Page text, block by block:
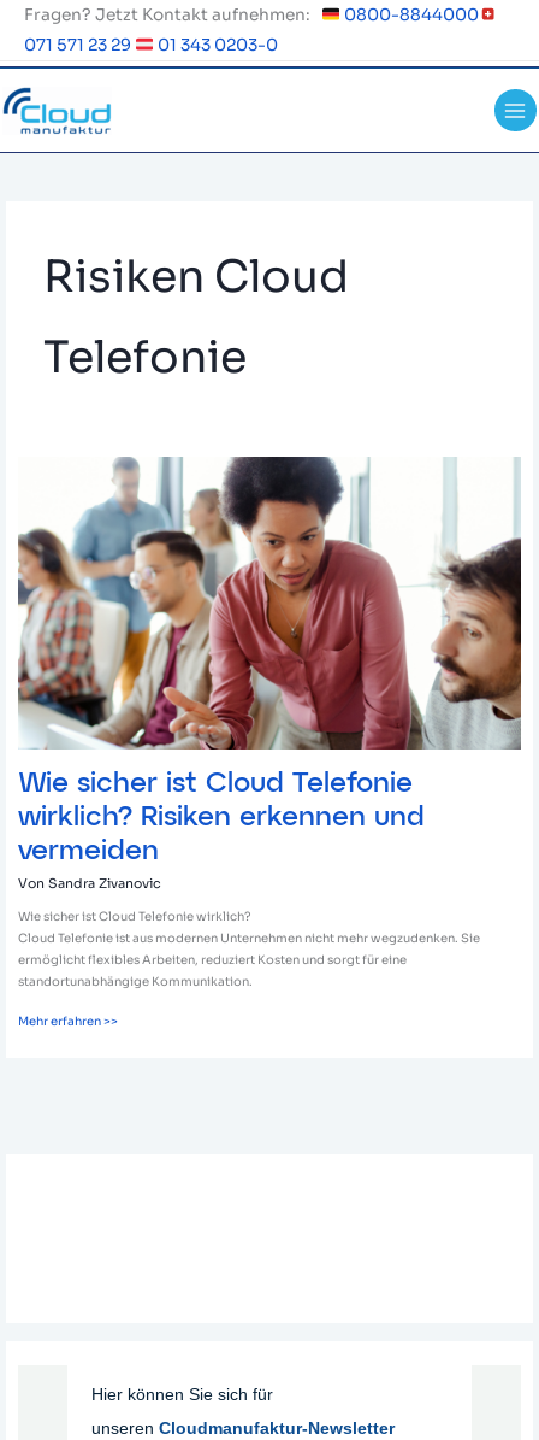
Zum
springen
Fragen? Jetzt Kontakt aufnehmen:
0800-8844000
071 571 23 29
01 343 0203-0
Risiken Cloud
Telefonie
Wie sicher ist Cloud Telefonie
wirklich? Risiken erkennen und
vermeiden
VonSandra Zivanovic
Wie sicher ist Cloud Telefonie wirklich?
Cloud Telefonie ist aus modernen Unternehmen nicht mehr wegzudenken. Sie
ermöglicht flexibles Arbeiten, reduziert Kosten und sorgt für eine
standortunabhängige Kommunikation.
Cloud
Telefonie
wirklich?
Risiken
erkennen
und
vermeiden
Mehr erfahren >>
Hier können Sie sich für
unseren Cloudmanufaktur-Newsletter